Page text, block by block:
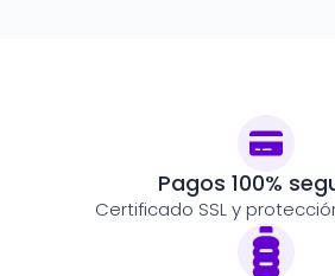
Pagos 100%
Certificado SSL y